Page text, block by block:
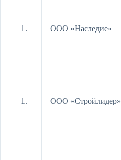
ООО «Наследие»
ООО «Стройлидер»